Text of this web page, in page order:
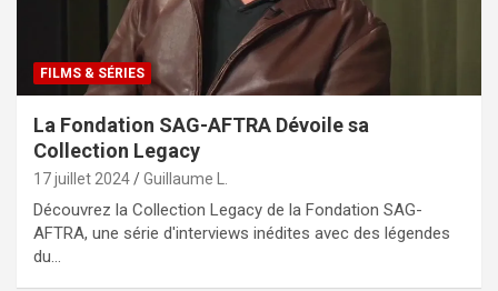
FILMS & SÉRIES
La Fondation SAG-AFTRA Dévoile sa
Collection Legacy
17 juillet 2024 Guillaume L.
Découvrez la Collection Legacy de la Fondation SAG-
AFTRA, une série d'interviews inédites avec des légendes
du…